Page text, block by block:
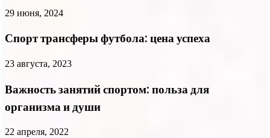
29 июня, 2024
Спорт трансферы футбола: цена успеха
23 августа, 2023
Важность занятий спортом: польза для
организма и души
22 апреля, 2022